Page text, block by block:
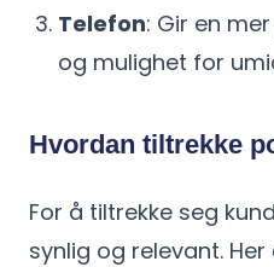
Telefon: Gir en
og mulighet for
Hvordan tiltrekke
For å tiltrekke seg
synlig og relevant.